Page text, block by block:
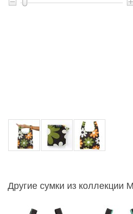
Другие сумки из коллекции